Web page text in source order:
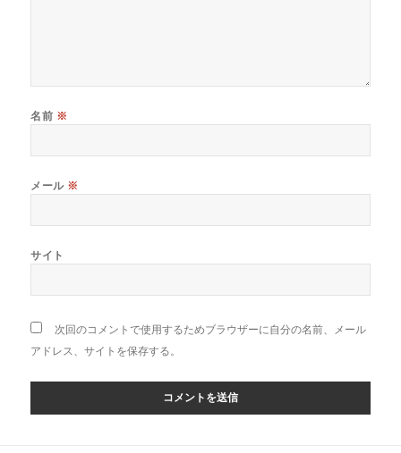
名前 ※
メール ※
サイト
次回のコメントで使用するためブラウザーに自分の名前、メール
アドレス、サイトを保存する。